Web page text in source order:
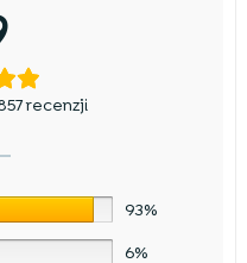
recenzji
93%
6%